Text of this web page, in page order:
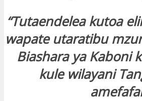
“Tutaendelea kutoa
wapate utaratibu
Biashara ya Kaboni
kule wilayani